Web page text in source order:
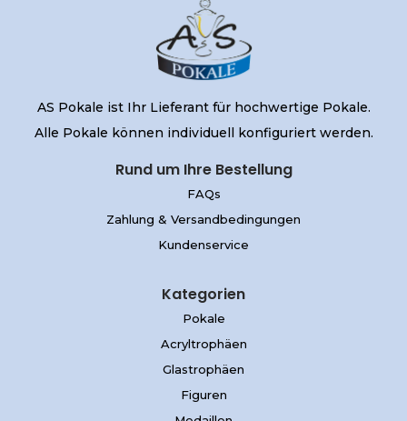
AS Pokale ist Ihr Lieferant für hochwertige Pokale.
Alle Pokale können individuell konfiguriert werden.
Rund um Ihre Bestellung
FAQs
Zahlung & Versandbedingungen
Kundenservice
Kategorien
Pokale
Acryltrophäen
Glastrophäen
Figuren